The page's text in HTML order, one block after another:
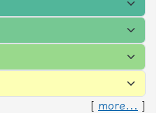
[ more... ]